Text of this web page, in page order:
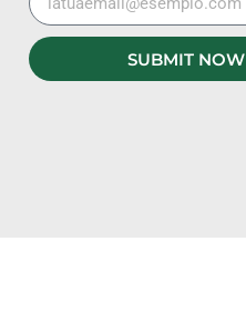
SUBMIT NOW